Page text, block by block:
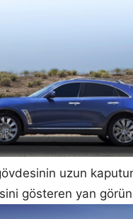
uzun
gösteren yan